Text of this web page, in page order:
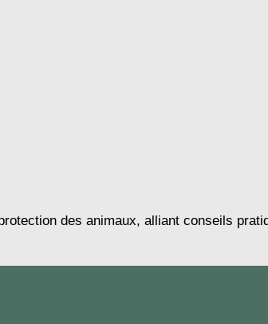
des animaux, alliant conseils